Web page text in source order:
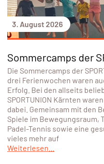
3. August 2026
Sommercamps der
Die Sommercamps der
drei Ferienwochen waren
Erfolg. Bei den allseits
SPORTUNION Kärnten
dabei. Gemeinsam mit den
Spiele im Bewegungsraum,
Padel-Tennis sowie eine
vieles mehr auf
Weiterlesen...